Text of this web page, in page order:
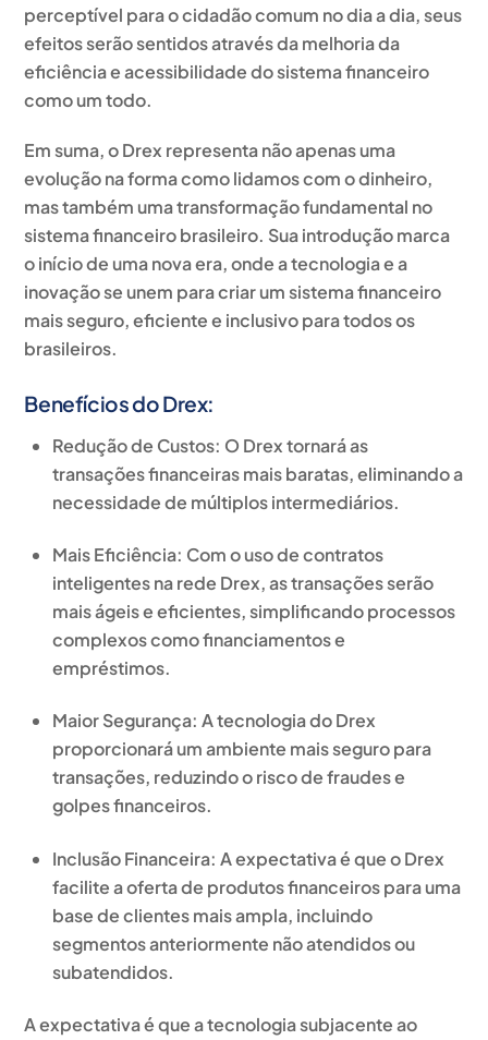
perceptível para o cidadão comum no dia a dia, seus
efeitos serão sentidos através da melhoria da
eficiência e acessibilidade do sistema financeiro
como um todo.
Em suma, o Drex representa não apenas uma
evolução na forma como lidamos com o dinheiro,
mas também uma transformação fundamental no
sistema financeiro brasileiro. Sua introdução marca
o início de uma nova era, onde a tecnologia e a
inovação se unem para criar um sistema financeiro
mais seguro, eficiente e inclusivo para todos os
brasileiros.
Benefícios do Drex:
Redução de Custos: O Drex tornará as
transações financeiras mais baratas, eliminando a
necessidade de múltiplos intermediários.
Mais Eficiência: Com o uso de contratos
inteligentes na rede Drex, as transações serão
mais ágeis e eficientes, simplificando processos
complexos como financiamentos e
empréstimos.
Maior Segurança: A tecnologia do Drex
proporcionará um ambiente mais seguro para
transações, reduzindo o risco de fraudes e
golpes financeiros.
Inclusão Financeira: A expectativa é que o Drex
facilite a oferta de produtos financeiros para uma
base de clientes mais ampla, incluindo
segmentos anteriormente não atendidos ou
subatendidos.
A expectativa é que a tecnologia subjacente ao